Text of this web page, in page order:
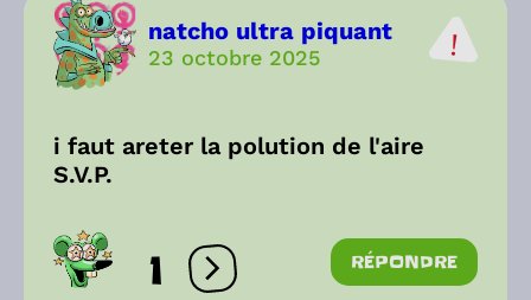
natcho ultra piquant
23 octobre 2025
i faut areter la polution de l'aire
S.V.P.
1 Ouvrir les réactions
RÉPONDRE